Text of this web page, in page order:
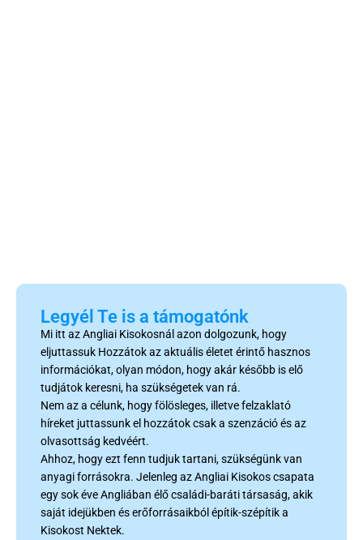
Legyél Te is a támogatónk
Mi itt az Angliai Kisokosnál azon dolgozunk, hogy
eljuttassuk Hozzátok az aktuális életet érintő hasznos
információkat, olyan módon, hogy akár később is elő
tudjátok keresni, ha szükségetek van rá.
Nem az a célunk, hogy fölösleges, illetve felzaklató
híreket juttassunk el hozzátok csak a szenzáció és az
olvasottság kedvéért.
Ahhoz, hogy ezt fenn tudjuk tartani, szükségünk van
anyagi forrásokra. Jelenleg az Angliai Kisokos csapata
egy sok éve Angliában élő családi-baráti társaság, akik
saját idejükben és erőforrásaikból építik-szépítik a
Kisokost Nektek.